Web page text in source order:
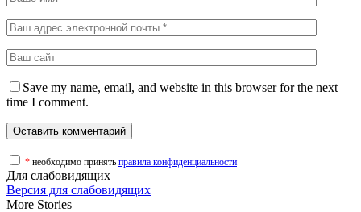
Save my name, email, and website in this browser for the next
time I comment.
* необходимо принять правила конфиденциальности
Для слабовидящих
Версия для слабовидящих
More Stories